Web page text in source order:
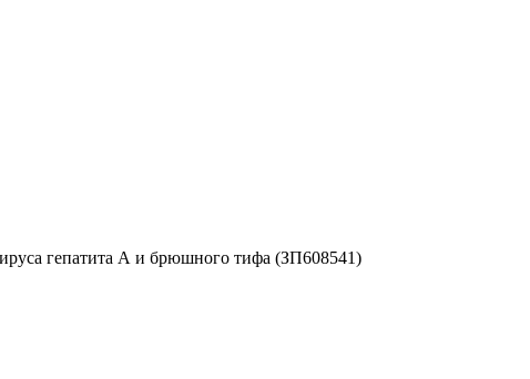
гепатита А и брюшного тифа (ЗП608541)